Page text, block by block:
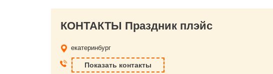
КОНТАКТЫ Праздник плэйс
екатеринбург
Показать контакты